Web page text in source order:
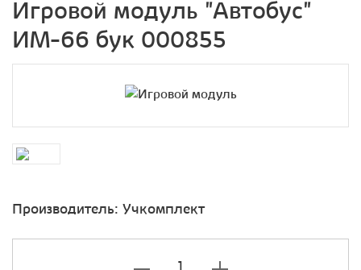
Игровой модуль "Автобус"
ИМ-66 бук 000855
Производитель: Учкомплект